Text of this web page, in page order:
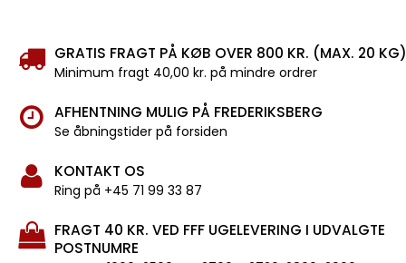
GRATIS FRAGT PÅ KØB OVER 800 KR. (MAX. 20 KG)
Minimum fragt 40,00 kr. på mindre ordrer
AFHENTNING MULIG PÅ FREDERIKSBERG
Se åbningstider på forsiden
KONTAKT OS
Ring på +45 71 99 33 87
FRAGT 40 KR. VED FFF UGELEVERING I UDVALGTE
POSTNUMRE